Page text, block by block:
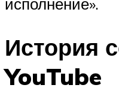
История
YouTube